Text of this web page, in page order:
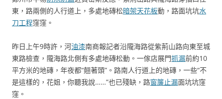
東，路兩側的人行道上，多處地磚松暗架天花板動，路面坑坑水
刀工程窪窪。
昨日上午9時許，河油漆南商報記者沿隴海路從紫荊山路向東至城
東路檢查，隴海路北側有多處地磚松動。一傢店展門抓漏前約10
平方米的地磚，年夜都“翹著頭”。路南人行道上的地磚，一些“不
是這樣的，花姐，你聽我說……”也已殘缺，路窗簾止漏面坑坑窪
窪。